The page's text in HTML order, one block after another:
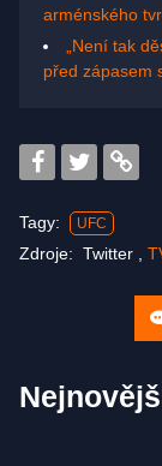
arménského
„Není tak
před zápasem
Tagy: UFC
Zdroje: Twitter